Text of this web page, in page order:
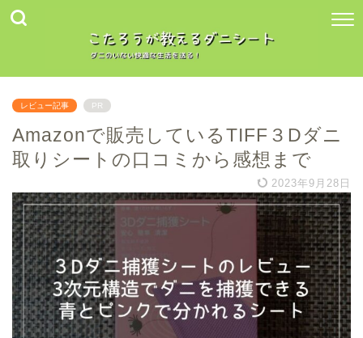
レビュー記事 PR
Amazonで販売しているTIFF３Dダニ
取りシートの口コミから感想まで
2023年9月28日